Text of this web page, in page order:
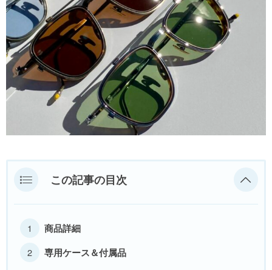
この記事の目次
商品詳細
専用ケース＆付属品
MYKITA
OAKLEY
OLIVER PEOPLES